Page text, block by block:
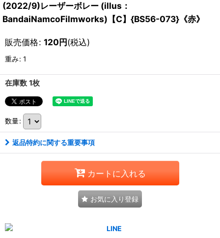
(2022/9)レーザーボレー (illus：
BandaiNamcoFilmworks)【C】{BS56-073}《赤》
販売価格: 120円(税込)
重み: 1
在庫数 1枚
数量:
返品特約に関する重要事項
カートに入れる
お気に入り登録